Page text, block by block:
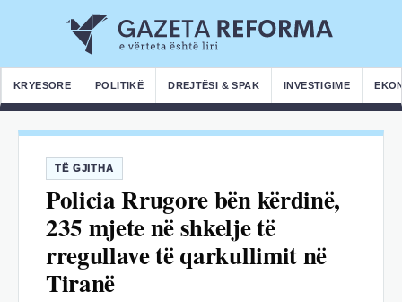
KRYESORE POLITIKË DREJTËSI & SPAK INVESTIGIME
TË GJITHA
Policia Rrugore bën kërdinë,
235 mjete në shkelje të
rregullave të qarkullimit në
Tiranë